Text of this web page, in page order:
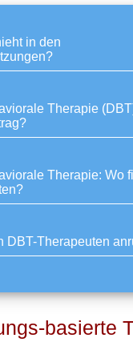
in den
Therapie
Therapie: Wo
DBT-Therapeuten
basierte